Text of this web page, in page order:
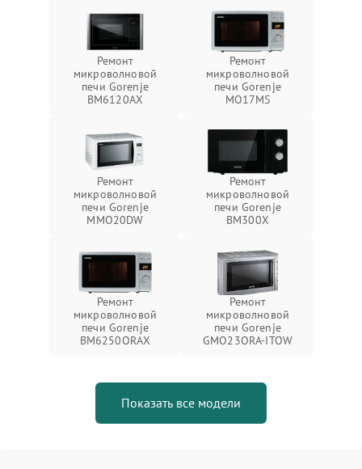
Ремонт
микроволновой
печи Gorenje
BM6120AX
Ремонт
микроволновой
печи Gorenje
MO17MS
Ремонт
микроволновой
печи Gorenje
MMO20DW
Ремонт
микроволновой
печи Gorenje
BM300X
Ремонт
микроволновой
печи Gorenje
BM6250ORAX
Ремонт
микроволновой
печи Gorenje
GMO23ORA-ITOW
Показать все модели